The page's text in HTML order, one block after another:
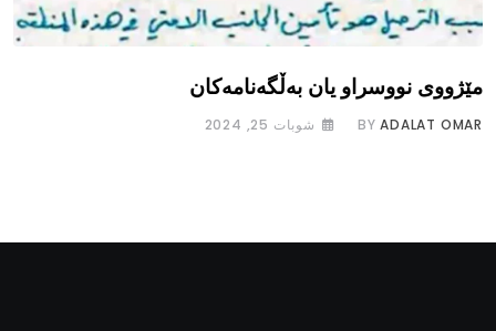
مێژووی نووسراو یان بەڵگەنامەکان
BYADALAT OMAR شوبات 25, 2024